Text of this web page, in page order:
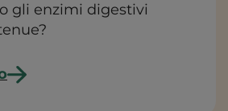
gli enzimi digestivi